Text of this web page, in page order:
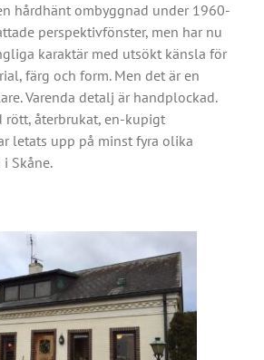
hårdhänt ombyggnad under 1960-
perspektivfönster, men har nu
karaktär med utsökt känsla för
färg och form. Men det är en
Varenda detalj är handplockad.
rött, återbrukat, en-kupigt
letats upp på minst fyra olika
Skåne.